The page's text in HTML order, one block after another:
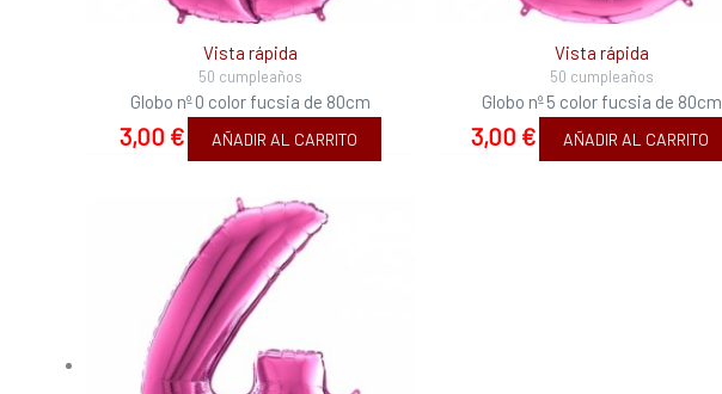
Vista rápida
50 cumpleaños
Globo nº 0 color fucsia de 80cm
3,00 € AÑADIR AL CARRITO
Vista rápida
50 cumpleaños
Globo nº 5 color fucsia de 80cm
3,00 € AÑADIR AL CARRITO